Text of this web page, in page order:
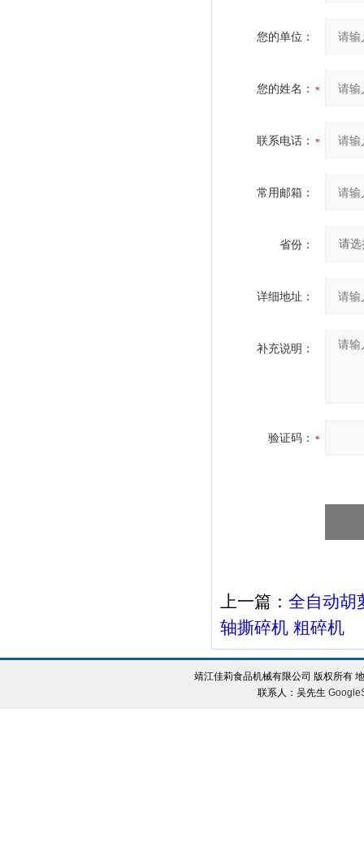
您的单位：
您的姓名：
联系电话：
常用邮箱：
省份：
详细地址：
补充说明：
验证码：
上一篇： 全自动胡
轴撕碎机 粗碎机
靖江佳莉食品机械有限公司 版权所有
联系人：吴先生